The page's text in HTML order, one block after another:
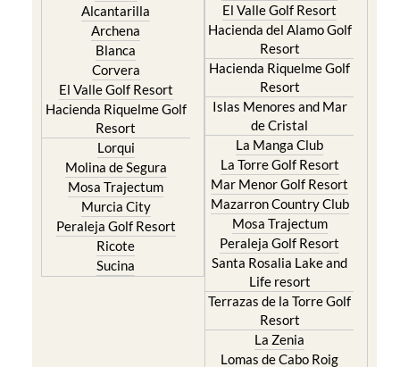
Alcantarilla
Archena
Blanca
Corvera
El Valle Golf Resort
Hacienda Riquelme Golf
Resort
Lorqui
Molina de Segura
Mosa Trajectum
Murcia City
Peraleja Golf Resort
Ricote
Sucina
El Valle Golf Resort
Hacienda del Alamo Golf
Resort
Hacienda Riquelme Golf
Resort
Islas Menores and Mar
de Cristal
La Manga Club
La Torre Golf Resort
Mar Menor Golf Resort
Mazarron Country Club
Mosa Trajectum
Peraleja Golf Resort
Santa Rosalia Lake and
Life resort
Terrazas de la Torre Golf
Resort
La Zenia
Lomas de Cabo Roig